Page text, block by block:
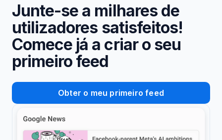
Junte-se a milhares de
utilizadores satisfeitos!
Comece já a criar o seu
primeiro feed
Obter o meu primeiro feed